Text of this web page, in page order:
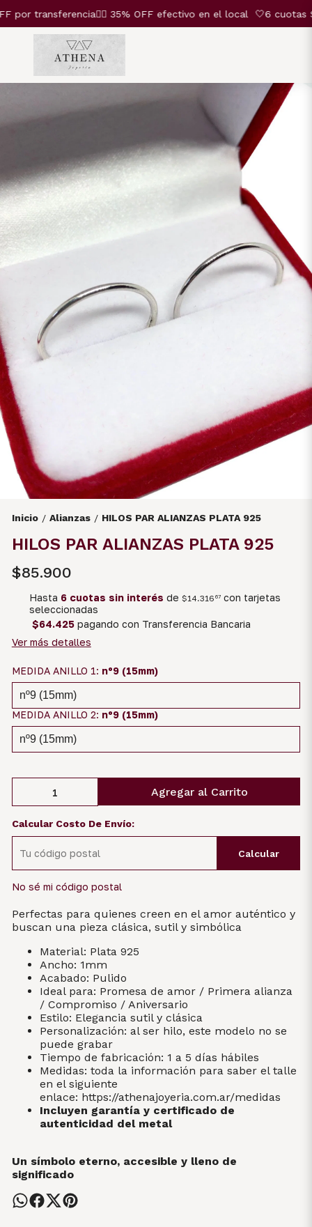
por transferencia❤️‍🔥 35% OFF efectivo en el local 🤍6 cuotas
Inicio / Alianzas / HILOS PAR ALIANZAS PLATA 925
HILOS PAR ALIANZAS PLATA 925
$85.900
Hasta 6 cuotas sin interés de $14.316 67con tarjetas
seleccionadas
$64.425pagando con Transferencia Bancaria
Ver más detalles
MEDIDA ANILLO 1: nº9 (15mm)
MEDIDA ANILLO 2: nº9 (15mm)
Agregar al Carrito
Calcular Costo De Envío:
Calcular
No sé mi código postal
Perfectas para quienes creen en el amor auténtico y
buscan una pieza clásica, sutil y simbólica
Material: Plata 925
Ancho: 1mm
Acabado: Pulido
Ideal para: Promesa de amor / Primera alianza
/ Compromiso / Aniversario
Estilo: Elegancia sutil y clásica
Personalización: al ser hilo, este modelo no se
puede grabar
Tiempo de fabricación: 1 a 5 días hábiles
Medidas: toda la información para saber el talle
en el siguiente
enlace: https://athenajoyeria.com.ar/medidas
Incluyen garantía y certificado de
autenticidad del metal
Un símbolo eterno, accesible y lleno de
significado